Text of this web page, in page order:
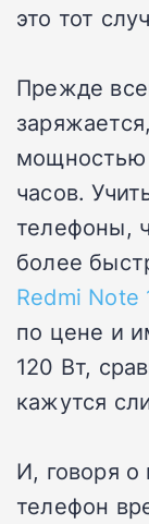
это тот
Прежде
мощностью
часов.
телефоны,
более
Redmi Note
по цене и
120 Вт,
кажутся
И, говоря
телефон